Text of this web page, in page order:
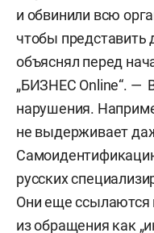
и обвинили всю
чтобы представить
объяснял перед
„БИЗНЕС Online“. —
нарушения.
не выдерживает
русских
Они еще ссылаются
из обращения как